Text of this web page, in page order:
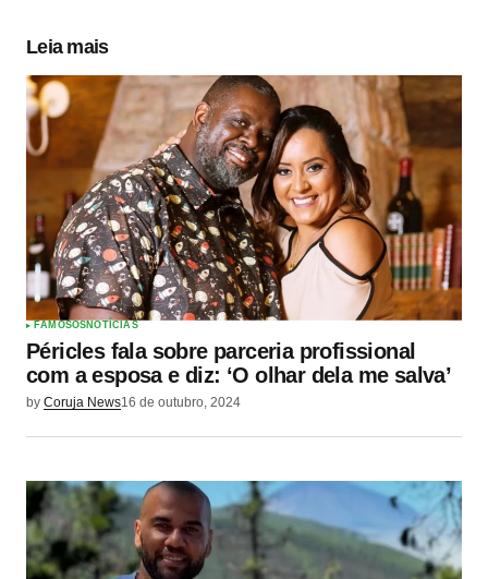
Leia mais
FAMOSOSNOTÍCIAS
Péricles fala sobre parceria profissional
com a esposa e diz: ‘O olhar dela me salva’
by Coruja News16 de outubro, 2024